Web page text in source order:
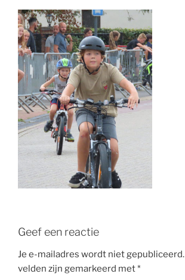
Geef een reactie
Je e-mailadres wordt niet gepubliceerd.
velden zijn gemarkeerd met*